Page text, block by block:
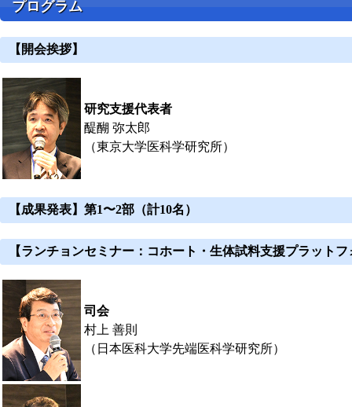
プログラム
【開会挨拶】
研究支援代表者
醍醐 弥太郎
（東京大学医科学研究所）
【成果発表】第1〜2部（計10名）
【ランチョンセミナー：コホート・生体試料支援プラット
司会
村上 善則
（日本医科大学先端医科学研究所）